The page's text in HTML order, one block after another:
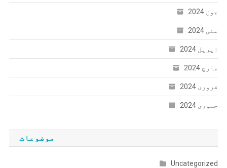
جون 2024
مئی 2024
اپریل 2024
مارچ 2024
فروری 2024
جنوری 2024
موضوعات
Uncategorized